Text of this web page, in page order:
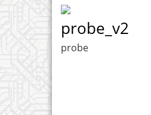
probe_v2
probe